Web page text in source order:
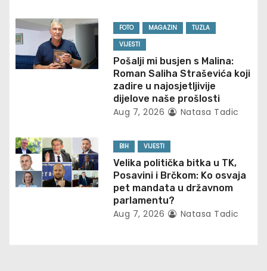
t
i
FOTO MAGAZIN
TUZLA
VIJESTI
Pošalji mi busjen s Malina:
Roman Saliha Straševića koji
zadire u najosjetljivije
dijelove naše prošlosti
Aug 7, 2026 Natasa Tadic
BIH VIJESTI
Velika politička bitka u TK,
Posavini i Brčkom: Ko osvaja
pet mandata u državnom
parlamentu?
Aug 7, 2026 Natasa Tadic